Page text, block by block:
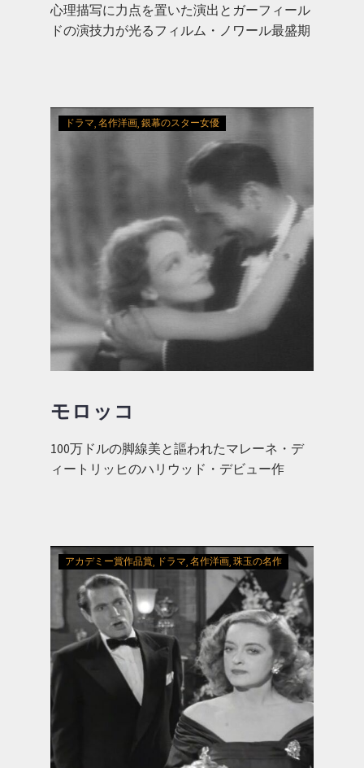
心理描写に力点を置いた演出とガーフィール
ドの演技力が光るフィルム・ノワール最盛期
ドラマ 名作洋画 銀幕のスター女優
モロッコ
100万ドルの脚線美と謳われたマレーネ・デ
ィートリッヒのハリウッド・デビュー作
アカデミー賞作品賞 ドラマ 名作洋画 珠玉の名作